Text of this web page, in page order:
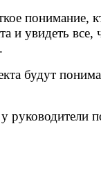
понимание,
и увидеть
будут
руководители